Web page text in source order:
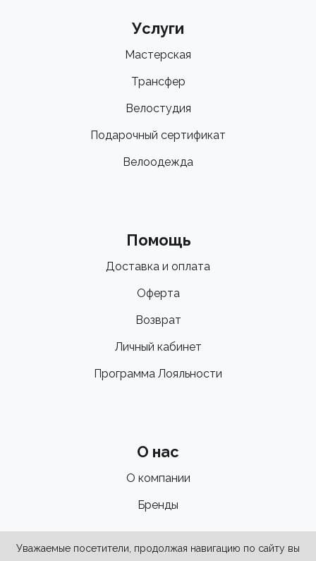
Услуги
Мастерская
Трансфер
Велостудия
Подарочный сертификат
Велоодежда
Помощь
Доставка и оплата
Оферта
Возврат
Личный кабинет
Программа Лояльности
О нас
О компании
Бренды
Уважаемые посетители, продолжая навигацию по сайту вы